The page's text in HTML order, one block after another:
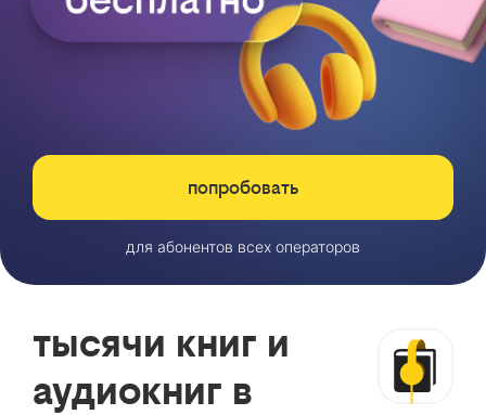
попробовать
для абонентов всех операторов
тысячи книг и
аудиокниг в